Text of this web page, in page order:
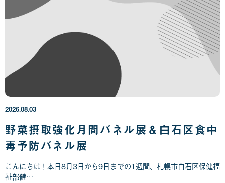
野菜摂取強化月間パネル展＆白石区食中
毒予防パネル展
こんにちは！本日8月3日から9日までの1週間、札幌市白石区保健福
祉部健…
2026.08.03
0
6
年
0
8
月
0
3
日